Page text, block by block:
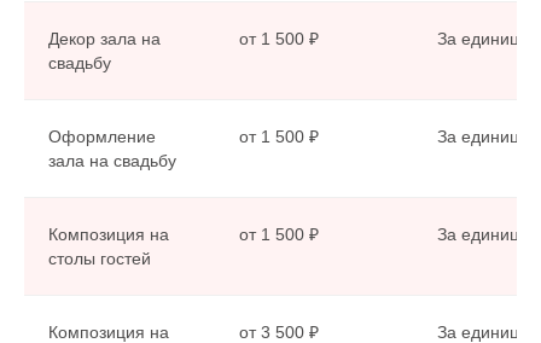
Декор зала на
свадьбу
от 1 500 ₽ За единицу
Оформление
зала на свадьбу
от 1 500 ₽ За единицу
Композиция на
столы гостей
от 1 500 ₽ За единицу
Композиция на
от 3 500 ₽ За единицу